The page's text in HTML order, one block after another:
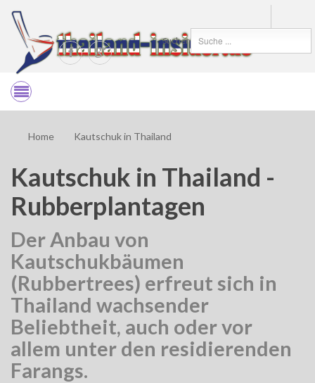
Suchen
Home Kautschuk in Thailand
Kautschuk in Thailand -
Rubberplantagen
Der Anbau von
Kautschukbäumen
(Rubbertrees) erfreut sich in
Thailand wachsender
Beliebtheit, auch oder vor
allem unter den residierenden
Farangs.